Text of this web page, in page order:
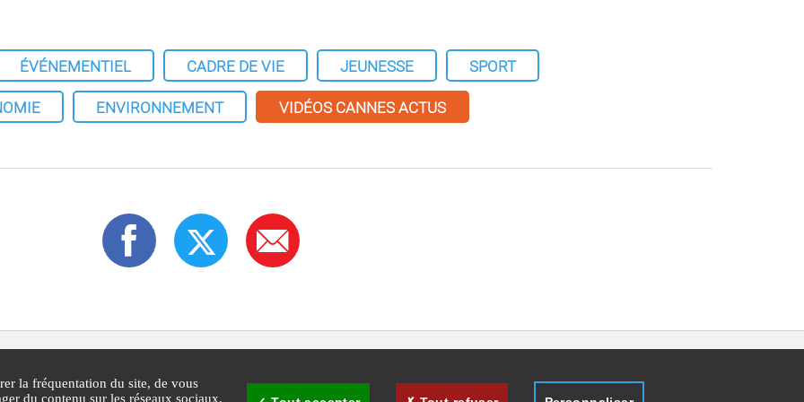
ÉVÉNEMENTIEL CADRE DE VIE JEUNESSE
SPORT
ENVIRONNEMENT VIDÉOS CANNES ACTUS
la fréquentation du site, de vous
du contenu sur les réseaux sociaux.